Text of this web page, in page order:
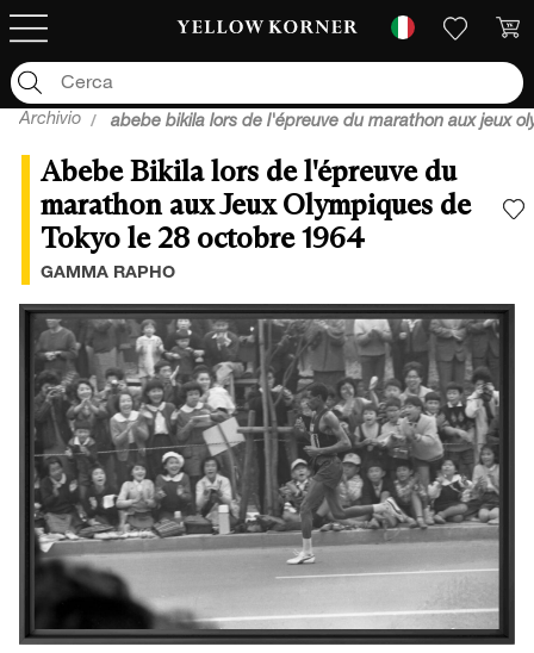
Archivio abebe bikila lors de l'épreuve du marathon aux jeux
Abebe Bikila lors de l'épreuve du
marathon aux Jeux Olympiques de
Tokyo le 28 octobre 1964
GAMMA RAPHO